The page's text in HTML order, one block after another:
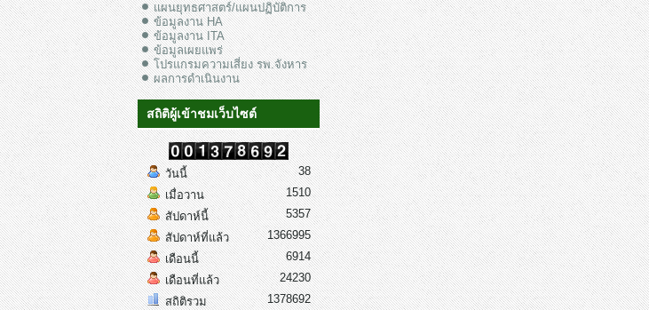
แผนยุทธศาสตร์/แผนปฏิบัติการ
ข้อมูลงาน HA
ข้อมูลงาน ITA
ข้อมูลเผยแพร่
โปรแกรมความเสี่ยง รพ.จังหาร
ผลการดำเนินงาน
สถิติผู้เข้าชมเว็บไซต์
วันนี้
เมื่อวาน
สัปดาห์นี้
สัปดาห์ที่แล้ว
เดือนนี้
เดือนที่แล้ว
สถิติรวม
38
1510
5357
1366995
6914
24230
1378692